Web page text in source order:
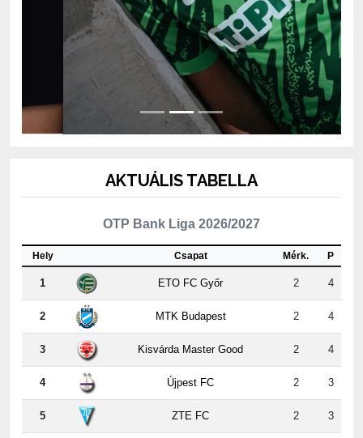
OTP Bank Liga 2026/2027
Csapat
1 ETO FC Győr 2 4
2 MTK Budapest 2 4
3 Kisvárda Master Good 2 4
4 Újpest FC 2 3
5 ZTE FC 2 3
6 Puskás Akadémia FC 2 3